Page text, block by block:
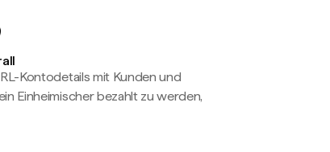
Kontodetails mit Kunden und
Einheimischer bezahlt zu werden,